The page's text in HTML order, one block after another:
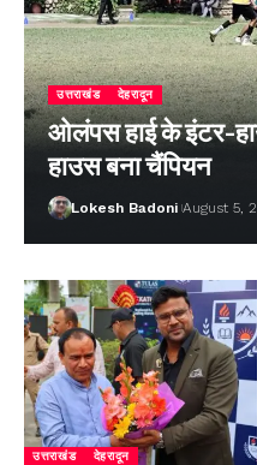
उत्तराखंड देहरादून
ओलंपस हाई के इंटर-
हाउस बना चैंपियन
Lokesh Badoni August 5,
उत्तराखंड देहरादून